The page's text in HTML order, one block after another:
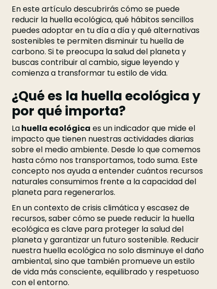
En este artículo descubrirás cómo se puede
reducir la huella ecológica, qué hábitos sencillos
puedes adoptar en tu día a día y qué alternativas
sostenibles te permiten disminuir tu huella de
carbono. Si te preocupa la salud del planeta y
buscas contribuir al cambio, sigue leyendo y
comienza a transformar tu estilo de vida.
¿Qué es la huella ecológica y
por qué importa?
Lahuella ecológica es un indicador que mide el
impacto que tienen nuestras actividades diarias
sobre el medio ambiente. Desde lo que comemos
hasta cómo nos transportamos, todo suma. Este
concepto nos ayuda a entender cuántos recursos
naturales consumimos frente a la capacidad del
planeta para regenerarlos.
En un contexto de crisis climática y escasez de
recursos, saber cómo se puede reducir la huella
ecológica es clave para proteger la salud del
planeta y garantizar un futuro sostenible. Reducir
nuestra huella ecológica no solo disminuye el daño
ambiental, sino que también promueve un estilo
de vida más consciente, equilibrado y respetuoso
con el entorno.